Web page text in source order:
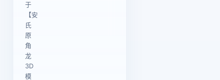
于
【安
氏
原
角
龙
3D
模